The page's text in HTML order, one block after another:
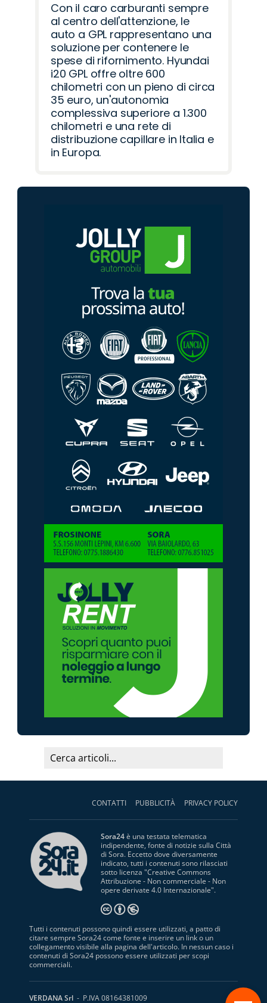
Con il caro carburanti sempre
al centro dell'attenzione, le
auto a GPL rappresentano una
soluzione per contenere le
spese di rifornimento. Hyundai
i20 GPL offre oltre 600
chilometri con un pieno di circa
35 euro, un'autonomia
complessiva superiore a 1.300
chilometri e una rete di
distribuzione capillare in Italia e
in Europa.
CONTATTI PUBBLICITÀ PRIVACY POLICY
Sora24è una testata telematica
indipendente, fonte di notizie sulla Città
di Sora. Eccetto dove diversamente
indicato, tutti i contenuti sono rilasciati
sotto licenza "Creative Commons
Attribuzione - Non commerciale - Non
opere derivate 4.0 Internazionale".
Tutti i contenuti possono quindi essere utilizzati, a patto di
citare sempre Sora24 come fonte e inserire un link o un
collegamento visibile alla pagina dell'articolo. In nessun caso i
contenuti di Sora24 possono essere utilizzati per scopi
commerciali.
VERDANA Srl - P.IVA 08164381009